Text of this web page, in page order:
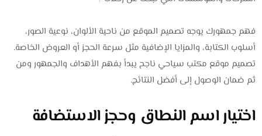
فهم جمهورك يوجه تصميم الموقع من ناحية الألوان، نوعية الصور،
أسلوب الكتابة، والمزايا الإضافية مثل سرعة الحجز أو العروض الخاصة.
تصميم موقع مكتب سياحي ناجح يبدأ بفهم الأهداف والجمهور ومن
ثم ضمان الوصول إلى أفضل النتائج.
اختيار اسم النطاق وحجز الاستضافة